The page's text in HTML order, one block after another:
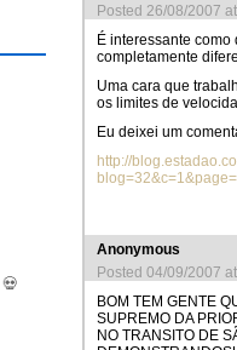
Posted 26/08/2007
É interessante
completamente
Uma cara que
os limites de
Eu deixei um
http://
Anonymous
Posted 04/09/2007
BOM TEM GENTE
SUPREMO DA
NO TRANSITO DE
💀